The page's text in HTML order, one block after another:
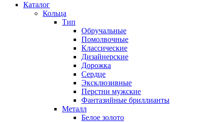
Каталог
Кольца
Тип
Обручальные
Помолвочные
Классические
Дизайнерские
Дорожка
Сердце
Эксклюзивные
Перстни мужские
Фантазийные бриллианты
Металл
Белое золото